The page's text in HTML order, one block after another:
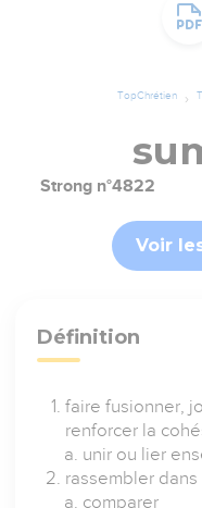
TopChrétien
Strong n°4822
Voir
Définition
faire fusionner,
renforcer la
unir ou lier
rassembler
comparer